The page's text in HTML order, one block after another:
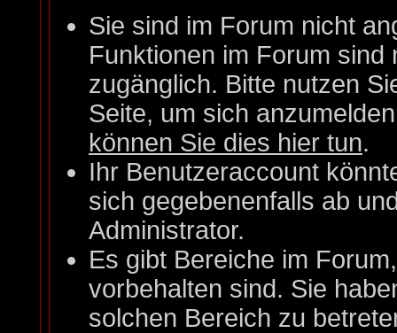
Sie sind im Forum nicht
Funktionen im Forum
zugänglich. Bitte nutzen
Seite, um sich
können Sie dies hier tun.
Ihr Benutzeraccount
sich gegebenenfalls ab
Administrator.
Es gibt Bereiche im
vorbehalten sind. Sie
solchen Bereich zu